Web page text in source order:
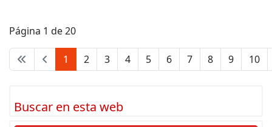
Página 1 de 20
1 2 3 4 5 6 7 8 9 10
Buscar en esta web